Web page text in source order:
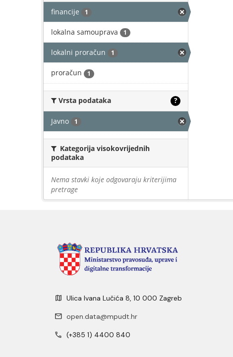
financije 1
lokalna samouprava 1
lokalni proračun 1
proračun 1
Vrsta podataka ?
Javno 1
Kategorija visokovrijednih
podataka
Nema stavki koje odgovaraju kriterijima
pretrage